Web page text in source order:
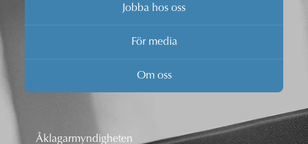
Jobba hos oss
För media
Om oss
Åklagarmyndigheten